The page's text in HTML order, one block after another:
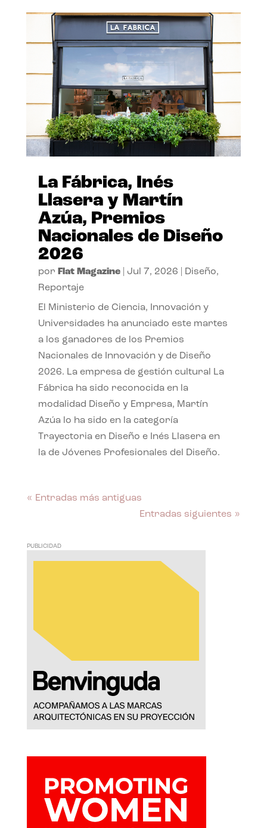
La Fábrica, Inés
Llasera y Martín
Azúa, Premios
Nacionales de Diseño
2026
por Flat Magazine| Jul 7, 2026 Diseño,
Reportaje
El Ministerio de Ciencia, Innovación y
Universidades ha anunciado este martes
a los ganadores de los Premios
Nacionales de Innovación y de Diseño
2026. La empresa de gestión cultural La
Fábrica ha sido reconocida en la
modalidad Diseño y Empresa, Martín
Azúa lo ha sido en la categoría
Trayectoria en Diseño e Inés Llasera en
la de Jóvenes Profesionales del Diseño.
« Entradas más antiguas
Entradas siguientes »
PUBLICIDAD